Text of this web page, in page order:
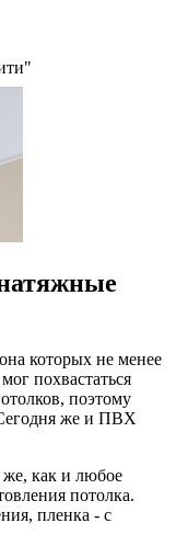
которых не менее
похвастаться
поэтому
же и ПВХ
же, как и любое
потолка.
пленка - с